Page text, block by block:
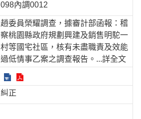
098內調0012
趙委員榮耀調查，據審計部函報：稽
察桃園縣政府規劃興建及銷售明駝一
村等國宅社區，核有未盡職責及效能
過低情事乙案之調查報告。 ...詳全文
糾正